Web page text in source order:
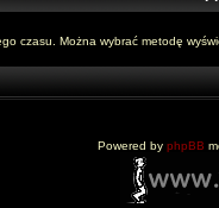
czasu. Można wybrać metodę
Powered by phpBB